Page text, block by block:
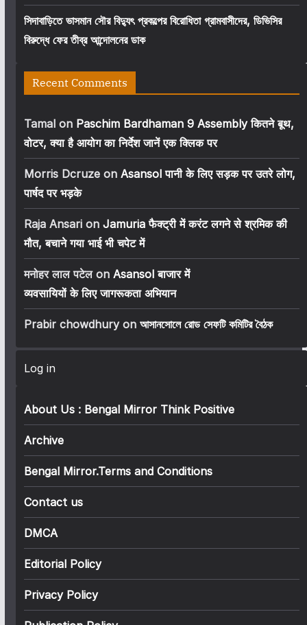
সিদাবাড়িতে ভাসমান সৌর বিদ্যুৎ প্রকল্পের বিরোধিতা গ্রামবাসীদের, ডিভিসির
বিরুদ্ধে ফের তীব্র আন্দোলনের ডাক
Recent Comments
Tamalon Paschim Bardhaman 9 Assembly कितने बूथ,
वोटर, क्या है आयोग का निर्देश जानें एक क्लिक पर
Morris Dcruzeon Asansol पानी के लिए सड़क पर उतरे लोग,
पार्षद पर भड़के
Raja Ansarion Jamuria फैक्ट्री में करंट लगने से श्रमिक की
मौत, बचाने गया भाई भी चपेट में
मनोहर लाल पटेलon Asansol बाजार में
व्यवसायियों के लिए जागरूकता अभियान
Prabir chowdhuryon আসানসোলে রোড সেফটি কমিটির বৈঠক
Log in
About Us : Bengal Mirror Think Positive
Archive
Bengal Mirror.Terms and Conditions
Contact us
DMCA
Editorial Policy
Privacy Policy